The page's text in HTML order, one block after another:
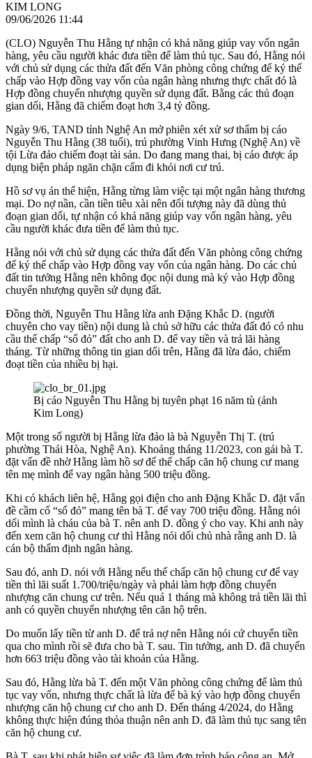
KIM LONG
09/06/2026 11:44
(CLO) Nguyễn Thu Hằng tự nhận có khả năng giúp vay vốn ngân
hàng, yêu cầu người khác đưa tiền để làm thủ tục. Sau đó, Hằng nói
với chủ sử dụng các thửa đất đến Văn phòng công chứng để ký thế
chấp vào Hợp đồng vay vốn của ngân hàng nhưng thực chất đó là
Hợp đồng chuyển nhượng quyền sử dụng đất. Bằng các thủ đoạn
gian dối, Hằng đã chiếm đoạt hơn 3,4 tỷ đồng.
Ngày 9/6, TAND tỉnh Nghệ An mở phiên xét xử sơ thẩm bị cáo
Nguyễn Thu Hằng (38 tuổi), trú phường Vinh Hưng (Nghệ An) về
tội Lừa đảo chiếm đoạt tài sản. Do đang mang thai, bị cáo được áp
dụng biện pháp ngăn chặn cấm đi khỏi nơi cư trú.
Hồ sơ vụ án thể hiện, Hằng từng làm việc tại một ngân hàng thương
mại. Do nợ nần, cần tiền tiêu xài nên đối tượng này đã dùng thủ
đoạn gian dối, tự nhận có khả năng giúp vay vốn ngân hàng, yêu
cầu người khác đưa tiền để làm thủ tục.
Hằng nói với chủ sử dụng các thửa đất đến Văn phòng công chứng
để ký thế chấp vào Hợp đồng vay vốn của ngân hàng. Do các chủ
đất tin tưởng Hằng nên không đọc nội dung mà ký vào Hợp đồng
chuyển nhượng quyền sử dụng đất.
Đồng thời, Nguyễn Thu Hằng lừa anh Đặng Khắc D. (người
chuyên cho vay tiền) nội dung là chủ sở hữu các thửa đất đó có nhu
cầu thế chấp “sổ đỏ” đất cho anh D. để vay tiền và trả lãi hàng
tháng. Từ những thông tin gian dối trên, Hằng đã lừa đảo, chiếm
đoạt tiền của nhiều bị hại.
Bị cáo Nguyễn Thu Hằng bị tuyên phạt 16 năm tù (ảnh
Kim Long)
Một trong số người bị Hằng lừa đảo là bà Nguyễn Thị T. (trú
phường Thái Hòa, Nghệ An). Khoảng tháng 11/2023, con gái bà T.
đặt vấn đề nhờ Hằng làm hồ sơ để thế chấp căn hộ chung cư mang
tên mẹ mình để vay ngân hàng 500 triệu đồng.
Khi có khách liên hệ, Hằng gọi điện cho anh Đặng Khắc D. đặt vấn
đề cầm cố “sổ đỏ” mang tên bà T. để vay 700 triệu đồng. Hằng nói
dối mình là cháu của bà T. nên anh D. đồng ý cho vay. Khi anh này
đến xem căn hộ chung cư thì Hằng nói dối chủ nhà rằng anh D. là
cán bộ thẩm định ngân hàng.
Sau đó, anh D. nói với Hằng nếu thế chấp căn hộ chung cư để vay
tiền thì lãi suất 1.700/triệu/ngày và phải làm hợp đồng chuyển
nhượng căn chung cư trên. Nếu quá 1 tháng mà không trả tiền lãi thì
anh có quyền chuyển nhượng tên căn hộ trên.
Do muốn lấy tiền từ anh D. để trả nợ nên Hằng nói cứ chuyển tiền
qua cho mình rồi sẽ đưa cho bà T. sau. Tin tưởng, anh D. đã chuyển
hơn 663 triệu đồng vào tài khoản của Hằng.
Sau đó, Hằng lừa bà T. đến một Văn phòng công chứng để làm thủ
tục vay vốn, nhưng thực chất là lừa để bà ký vào hợp đồng chuyển
nhượng căn hộ chung cư cho anh D. Đến tháng 4/2024, do Hằng
không thực hiện đúng thỏa thuận nên anh D. đã làm thủ tục sang tên
căn hộ chung cư.